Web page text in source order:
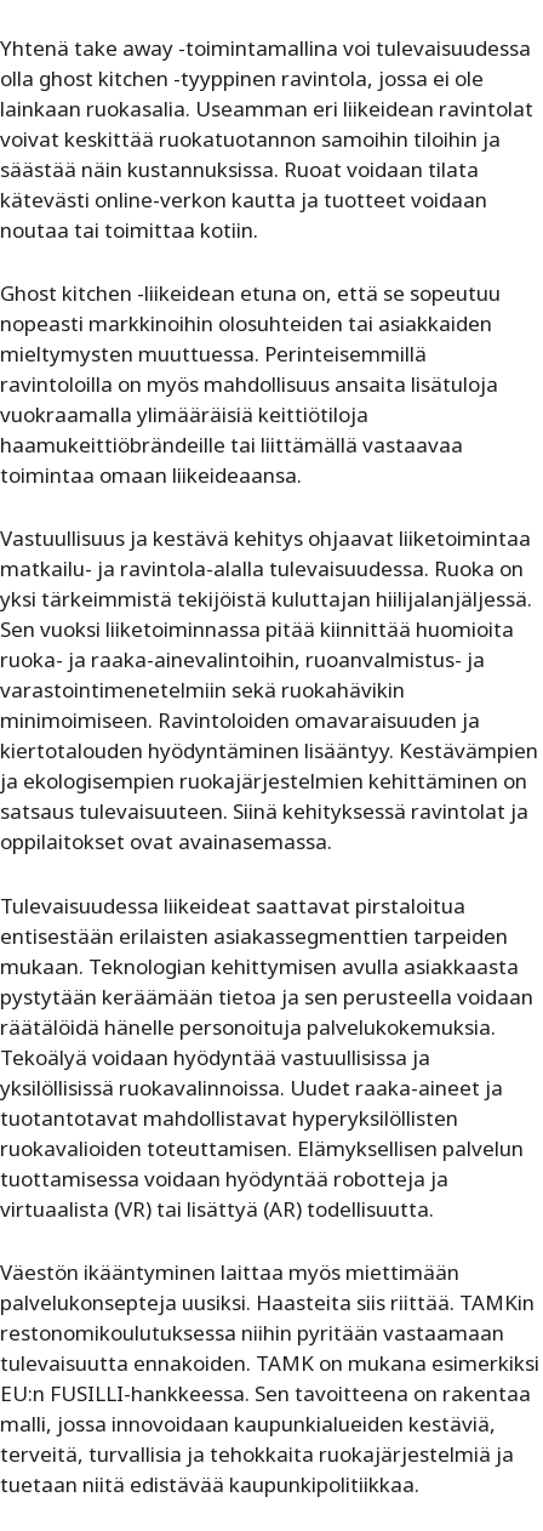
Yhtenä take away -toimintamallina voi tulevaisuudessa
olla ghost kitchen -tyyppinen ravintola, jossa ei ole
lainkaan ruokasalia. Useamman eri liikeidean ravintolat
voivat keskittää ruokatuotannon samoihin tiloihin ja
säästää näin kustannuksissa. Ruoat voidaan tilata
kätevästi online-verkon kautta ja tuotteet voidaan
noutaa tai toimittaa kotiin.
Ghost kitchen -liikeidean etuna on, että se sopeutuu
nopeasti markkinoihin olosuhteiden tai asiakkaiden
mieltymysten muuttuessa. Perinteisemmillä
ravintoloilla on myös mahdollisuus ansaita lisätuloja
vuokraamalla ylimääräisiä keittiötiloja
haamukeittiöbrändeille tai liittämällä vastaavaa
toimintaa omaan liikeideaansa.
Vastuullisuus ja kestävä kehitys ohjaavat liiketoimintaa
matkailu- ja ravintola-alalla tulevaisuudessa. Ruoka on
yksi tärkeimmistä tekijöistä kuluttajan hiilijalanjäljessä.
Sen vuoksi liiketoiminnassa pitää kiinnittää huomioita
ruoka- ja raaka-ainevalintoihin, ruoanvalmistus- ja
varastointimenetelmiin sekä ruokahävikin
minimoimiseen. Ravintoloiden omavaraisuuden ja
kiertotalouden hyödyntäminen lisääntyy. Kestävämpien
ja ekologisempien ruokajärjestelmien kehittäminen on
satsaus tulevaisuuteen. Siinä kehityksessä ravintolat ja
oppilaitokset ovat avainasemassa.
Tulevaisuudessa liikeideat saattavat pirstaloitua
entisestään erilaisten asiakassegmenttien tarpeiden
mukaan. Teknologian kehittymisen avulla asiakkaasta
pystytään keräämään tietoa ja sen perusteella voidaan
räätälöidä hänelle personoituja palvelukokemuksia.
Tekoälyä voidaan hyödyntää vastuullisissa ja
yksilöllisissä ruokavalinnoissa. Uudet raaka-aineet ja
tuotantotavat mahdollistavat hyperyksilöllisten
ruokavalioiden toteuttamisen. Elämyksellisen palvelun
tuottamisessa voidaan hyödyntää robotteja ja
virtuaalista (VR) tai lisättyä (AR) todellisuutta.
Väestön ikääntyminen laittaa myös miettimään
palvelukonsepteja uusiksi. Haasteita siis riittää. TAMKin
restonomikoulutuksessa niihin pyritään vastaamaan
tulevaisuutta ennakoiden. TAMK on mukana esimerkiksi
EU:n FUSILLI-hankkeessa. Sen tavoitteena on rakentaa
malli, jossa innovoidaan kaupunkialueiden kestäviä,
terveitä, turvallisia ja tehokkaita ruokajärjestelmiä ja
tuetaan niitä edistävää kaupunkipolitiikkaa.